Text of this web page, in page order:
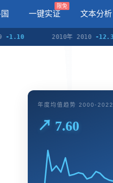
一键实证
限免
文本分析
2010年 2010 -12.30
年度均值趋势 2000-2022
↗ 7.60